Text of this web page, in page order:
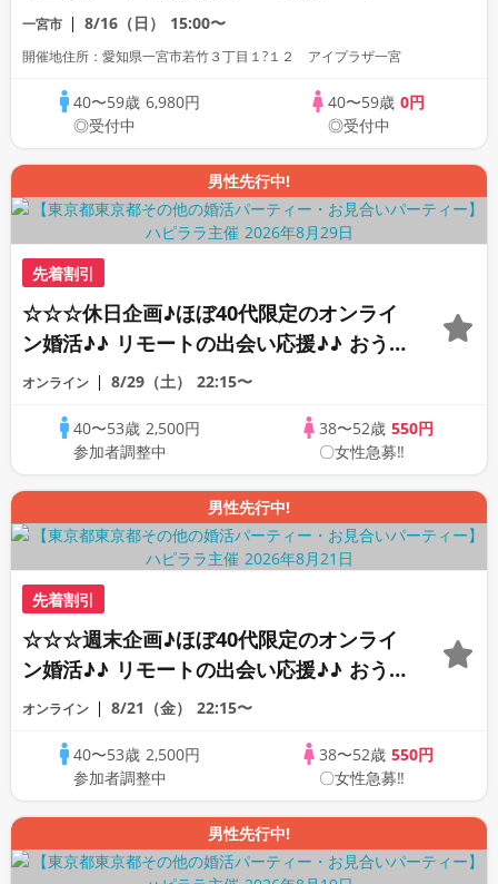
ー
一宮市 8/16（日） 15:00〜
開催地住所：愛知県一宮市若竹３丁目１?１２ アイプラザ一宮
40〜59歳 6,980円
◎受付中
40〜59歳 0円
◎受付中
男性先行中!
先着割引
☆☆☆休日企画♪ほぼ40代限定のオンライ
ン婚活♪♪ リモートの出会い応援♪♪ おう
ちで乾杯しませんか♪♪ ☆全国の方が対象
PARTY!!
オンライン 8/29（土） 22:15〜
40〜53歳 2,500円
参加者調整中
38〜52歳 550円
〇女性急募‼
男性先行中!
先着割引
☆☆☆週末企画♪ほぼ40代限定のオンライ
ン婚活♪♪ リモートの出会い応援♪♪ おう
ちで乾杯しませんか♪♪ ☆全国の方が対象
PARTY!!
オンライン 8/21（金） 22:15〜
40〜53歳 2,500円
参加者調整中
38〜52歳 550円
〇女性急募‼
男性先行中!